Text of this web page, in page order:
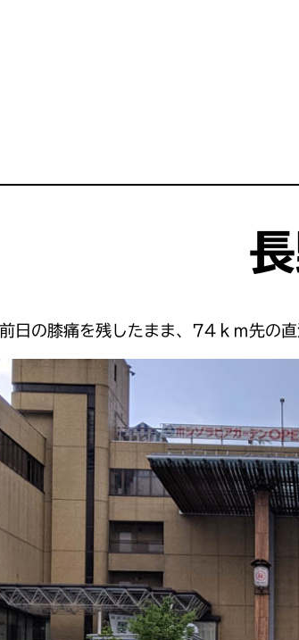
日の膝痛を残したまま、74ｋｍ先の直